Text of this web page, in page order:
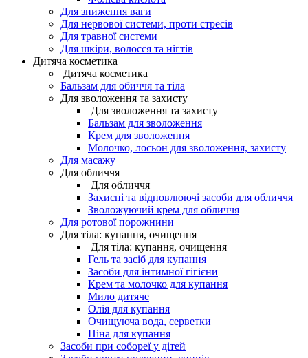
Для зниження ваги
Для нервової системи, проти стресів
Для травної системи
Для шкіри, волосся та нігтів
Дитяча косметика
Дитяча косметика
Бальзам для обиччя та тіла
Для зволоження та захисту
Для зволоження та захисту
Бальзам для зволоження
Крем для зволоження
Молочко, лосьон для зволоження, захисту
Для масажу
Для обличчя
Для обличчя
Захисні та відновлюючі засоби для обличчя
Зволожуючий крем для обличчя
Для ротової порожнини
Для тіла: купання, очищення
Для тіла: купання, очищення
Гель та засіб для купання
Засоби для інтимної гігієни
Крем та молочко для купання
Мило дитяче
Олія для купання
Очищуюча вода, серветки
Піна для купання
Засоби при собореї у дітей